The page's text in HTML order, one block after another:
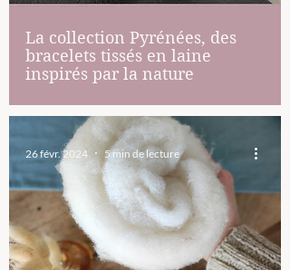
La collection Pyrénées, des
bracelets tissés en laine
inspirés par la nature
26 févr. 2024 5 min de lecture